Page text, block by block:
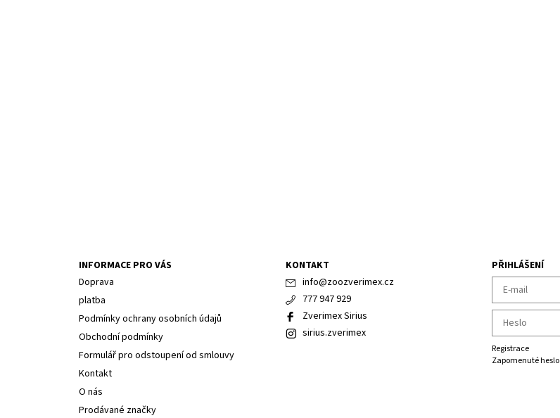
INFORMACE PRO VÁS
Doprava
platba
Podmínky ochrany osobních údajů
Obchodní podmínky
Formulář pro odstoupení od smlouvy
Kontakt
O nás
Prodávané značky
KONTAKT
info@zoozverimex.cz
777 947 929
Zverimex Sirius
sirius.zverimex
PŘIHLÁŠENÍ
Registrace
Zapomenuté heslo